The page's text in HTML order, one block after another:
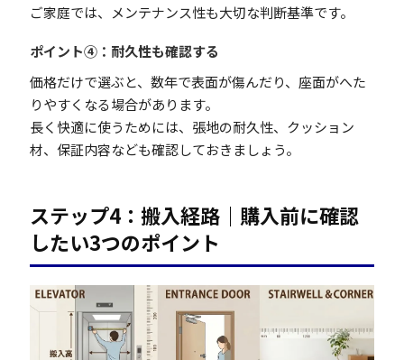
ご家庭では、メンテナンス性も大切な判断基準です。
ポイント④：耐久性も確認する
価格だけで選ぶと、数年で表面が傷んだり、座面がへた
りやすくなる場合があります。
長く快適に使うためには、張地の耐久性、クッション
材、保証内容なども確認しておきましょう。
ステップ4：搬入経路｜購入前に確認
したい3つのポイント